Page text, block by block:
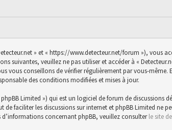
» et « https://www.detecteur.net/forum »), vous
suivantes, veuillez ne pas utiliser et accéder à «
conseillons de vérifier régulièrement par vous-même.
des conditions modifiées et mises à jour.
Limited ») qui est un logiciel de forum de discussions
de faciliter les discussions sur internet et phpBB Limited ne
concernant phpBB, veuillez consulterle site